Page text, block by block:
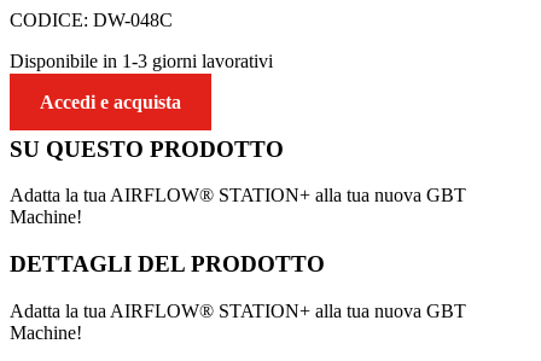
CODICE: DW-048C
Disponibile in 1-3 giorni lavorativi
Accedi e acquista
SU QUESTO PRODOTTO
Adatta la tua AIRFLOW® STATION+ alla tua nuova GBT
Machine!
DETTAGLI DEL PRODOTTO
Adatta la tua AIRFLOW® STATION+ alla tua nuova GBT
Machine!